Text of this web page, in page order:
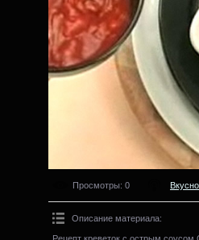
Просмотры: 0
Описание материала:
Рецепт креветок с острым